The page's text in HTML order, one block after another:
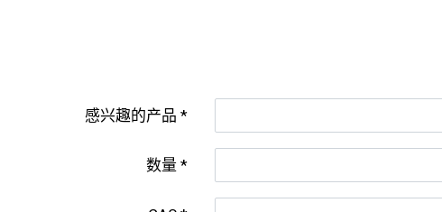
感兴趣的产品
数量